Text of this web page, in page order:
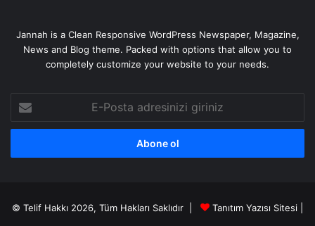
Jannah is a Clean Responsive WordPress Newspaper, Magazine,
News and Blog theme. Packed with options that allow you to
completely customize your website to your needs.
Posta
adresinizi
© Telif Hakkı 2026, Tüm Hakları Saklıdır |
Tanıtım Yazısı Sitesi |